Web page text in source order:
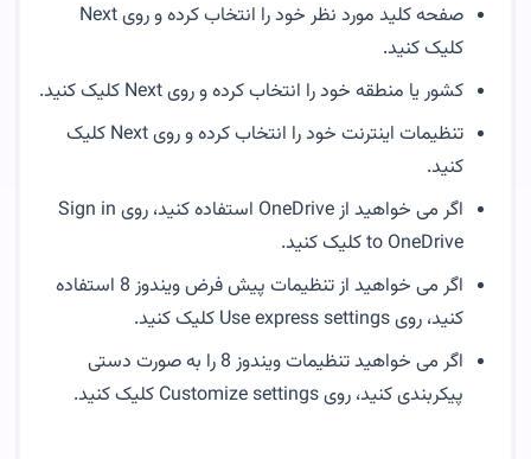
صفحه کلید مورد نظر خود را انتخاب کرده و روی Next
کلیک کنید.
کشور یا منطقه خود را انتخاب کرده و روی Next کلیک کنید.
تنظیمات اینترنت خود را انتخاب کرده و روی Next کلیک
کنید.
اگر می خواهید از OneDrive استفاده کنید، روی Sign in
to OneDrive کلیک کنید.
اگر می خواهید از تنظیمات پیش فرض ویندوز 8 استفاده
کنید، روی Use express settings کلیک کنید.
اگر می خواهید تنظیمات ویندوز 8 را به صورت دستی
پیکربندی کنید، روی Customize settings کلیک کنید.